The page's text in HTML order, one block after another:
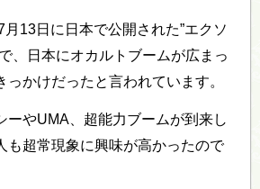
13日に日本で公開された”エクソ
、日本にオカルトブームが広まっ
っかけだったと言われています。
ーやUMA、超能力ブームが到来し
も超常現象に興味が高かったので